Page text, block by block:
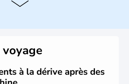
Qing a été la dernière à régner
l'opium lorsque la Chine s'est
et a retrouvé son indépendance
en matière d'inventions avant-
voyage
à la dérive après des